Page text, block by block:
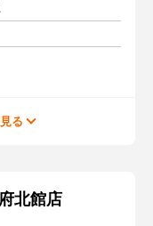
る
北館店